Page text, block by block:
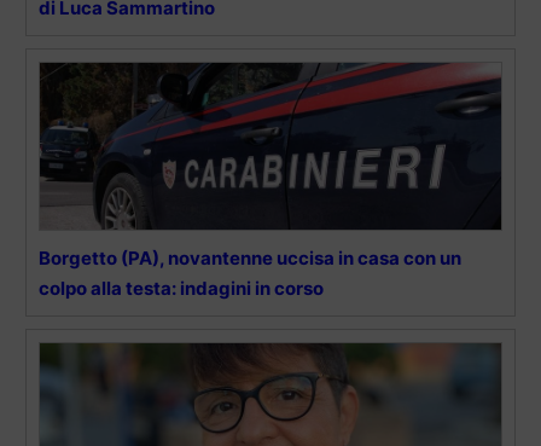
di Luca Sammartino
Borgetto (PA), novantenne uccisa in casa con un
colpo alla testa: indagini in corso